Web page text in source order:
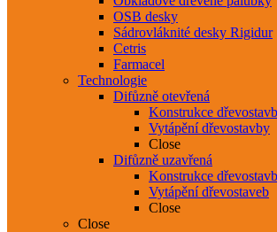
OSB desky
Sádrovláknité desky Rigidur
Cetris
Farmacel
Technologie
Difůzně otevřená
Konstrukce
Vytápění dřevostavby
Close
Difůzně uzavřená
Konstrukce
Vytápění dřevostaveb
Close
Close